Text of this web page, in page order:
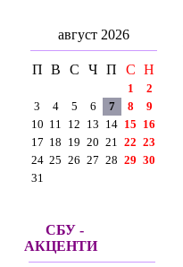
август 2026
П В С Ч П С Н
1
2
3
4 5 6 7 8
9
10 11 12 13 14 15 16
17 18 19 20 21 22 23
24 25 26 27 28 29 30
31
СБУ -
АКЦЕНТИ